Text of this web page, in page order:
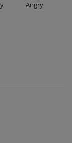
Angry